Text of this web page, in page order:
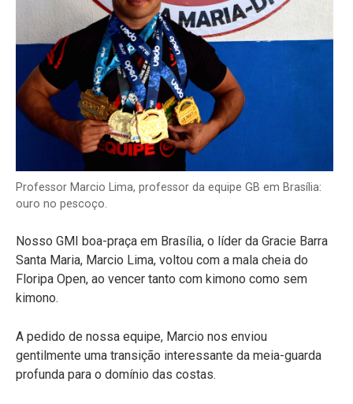
Professor Marcio Lima, professor da equipe GB em Brasília:
ouro no pescoço.
Nosso GMI boa-praça em Brasília, o líder da Gracie Barra
Santa Maria, Marcio Lima, voltou com a mala cheia do
Floripa Open, ao vencer tanto com kimono como sem
kimono.
A pedido de nossa equipe, Marcio nos enviou
gentilmente uma transição interessante da meia-guarda
profunda para o domínio das costas.